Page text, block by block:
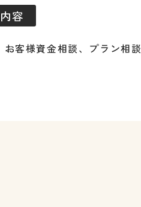
容
お客様資金相談、プラン相談